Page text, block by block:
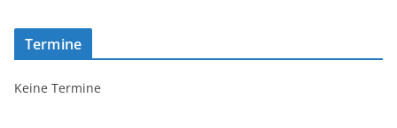
Termine
Keine Termine